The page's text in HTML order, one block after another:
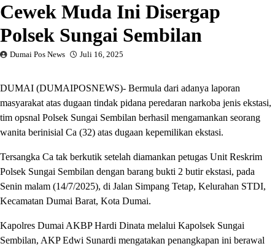
Cewek Muda Ini Disergap
Polsek Sungai Sembilan
Dumai Pos News Juli 16, 2025
DUMAI (DUMAIPOSNEWS)- Bermula dari adanya laporan
masyarakat atas dugaan tindak pidana peredaran narkoba jenis ekstasi,
tim opsnal Polsek Sungai Sembilan berhasil mengamankan seorang
wanita berinisial Ca (32) atas dugaan kepemilikan ekstasi.
Tersangka Ca tak berkutik setelah diamankan petugas Unit Reskrim
Polsek Sungai Sembilan dengan barang bukti 2 butir ekstasi, pada
Senin malam (14/7/2025), di Jalan Simpang Tetap, Kelurahan STDI,
Kecamatan Dumai Barat, Kota Dumai.
Kapolres Dumai AKBP Hardi Dinata melalui Kapolsek Sungai
Sembilan, AKP Edwi Sunardi mengatakan penangkapan ini berawal